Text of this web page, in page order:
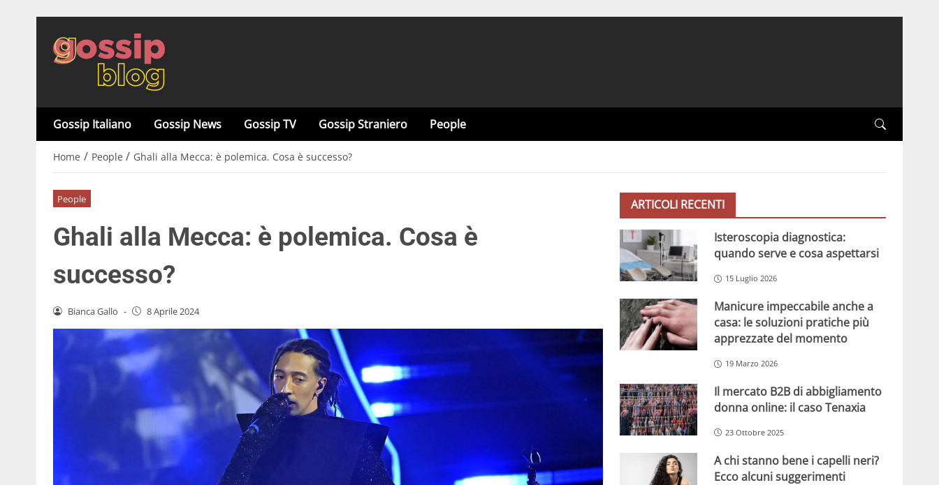
Gossip Italiano Gossip News Gossip TV Gossip Straniero People
Home / People / Ghali alla Mecca: è polemica. Cosa è successo?
People
Ghali alla Mecca: è polemica. Cosa è
successo?
Bianca Gallo - 8 Aprile 2024
ARTICOLI RECENTI
Isteroscopia diagnostica:
quando serve e cosa aspettarsi
15 Luglio 2026
Manicure impeccabile anche a
casa: le soluzioni pratiche più
apprezzate del momento
19 Marzo 2026
Il mercato B2B di abbigliamento
donna online: il caso Tenaxia
23 Ottobre 2025
A chi stanno bene i capelli neri?
Ecco alcuni suggerimenti